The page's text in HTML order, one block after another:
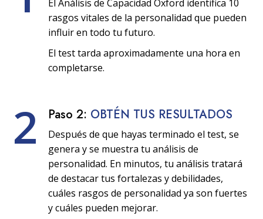
El Análisis de Capacidad Oxford identifica 10
rasgos vitales de la personalidad que pueden
influir en todo tu futuro.
El test tarda aproximadamente una hora en
completarse.
2 Paso 2: OBTÉN TUS RESULTADOS
Después de que hayas terminado el test, se
genera y se muestra tu análisis de
personalidad. En minutos, tu análisis tratará
de destacar tus fortalezas y debilidades,
cuáles rasgos de personalidad ya son fuertes
y cuáles pueden mejorar.